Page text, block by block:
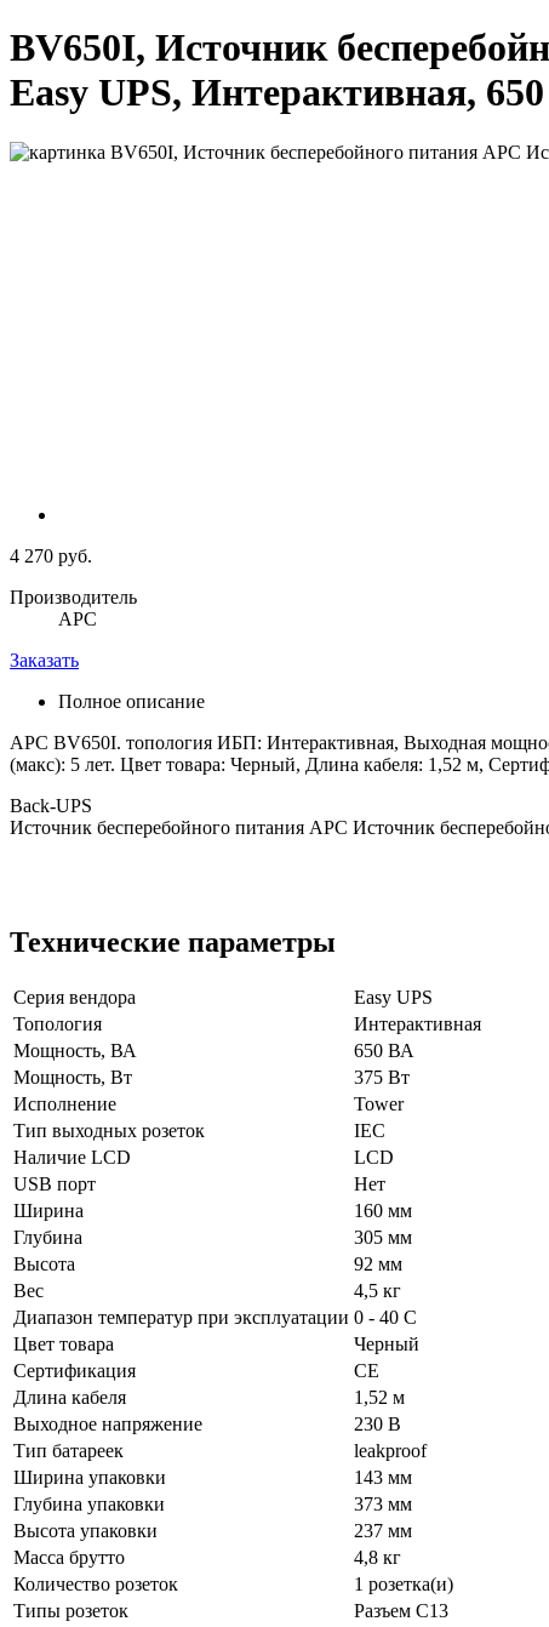
BV650I, Источник
Easy UPS, Интерактивная, 650
4 270 руб.
Производитель
APC
Заказать
Полное описание
APC BV650I. топология ИБП: Интерактивная, Выходная
(макс): 5 лет. Цвет товара: Черный, Длина кабеля: 1,52 м,
Back-UPS
Источник бесперебойного питания APC Источник
Технические параметры
Серия вендора
Easy UPS
Топология
Интерактивная
Мощность, ВА
650 ВА
Мощность, Вт
375 Вт
Исполнение
Tower
Тип выходных розеток
IEC
Наличие LCD
LCD
USB порт
Нет
Ширина
160 мм
Глубина
305 мм
Высота
92 мм
Вес
4,5 кг
Диапазон температур при эксплуатации 0 - 40 C
Цвет товара
Черный
Сертификация
CE
Длина кабеля
1,52 м
Выходное напряжение
230 В
Тип батареек
leakproof
Ширина упаковки
143 мм
Глубина упаковки
373 мм
Высота упаковки
237 мм
Масса брутто
4,8 кг
Количество розеток
1 розетка(и)
Типы розеток
Разъем C13